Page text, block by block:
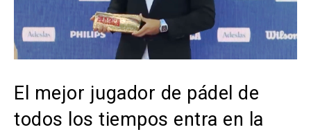
El mejor jugador de pádel de
todos los tiempos entra en la